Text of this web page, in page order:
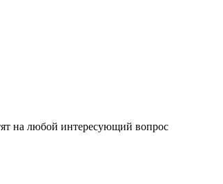
на любой интересующий вопрос